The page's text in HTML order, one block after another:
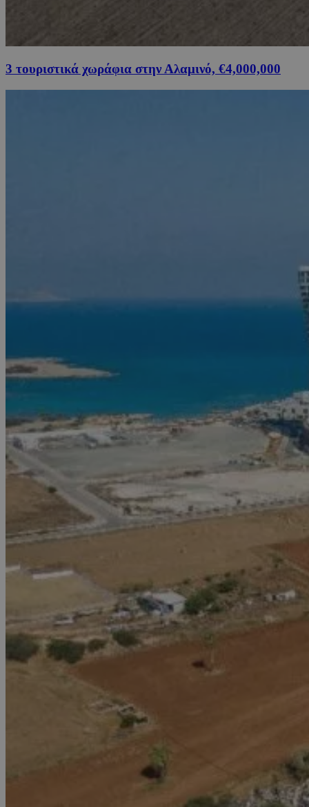
3 τουριστικά χωράφια στην Αλαμινό, €4,000,000